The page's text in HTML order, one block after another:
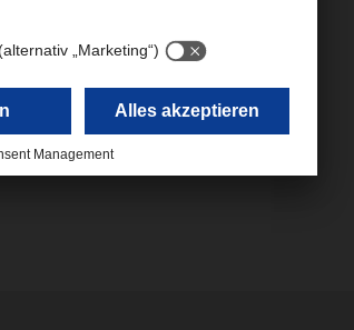
+49 831 5916-1426
christian.auchter@dachser.com